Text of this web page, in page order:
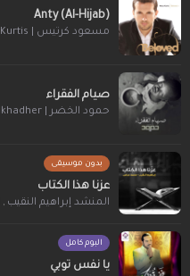
Anty (Al-Hijab)
مسعود كرتيس | Mesut Kurtis
صيام الفقراء
حمود الخضر | Humood Alkhadher
بدون موسيقى
عزنا هذا الكتاب
المنشد إبراهيم النقيب ,
البوم كامل
يا نفس توبي